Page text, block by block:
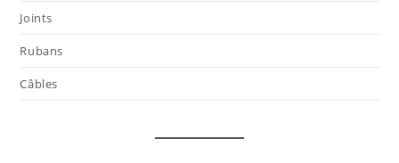
Joints
Rubans
Câbles